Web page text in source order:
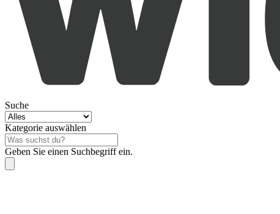
Suche
Kategorie auswählen
Geben Sie einen Suchbegriff ein.